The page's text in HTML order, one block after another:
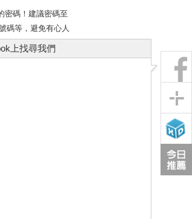
密碼！建議密碼至
碼等，避免有心人
以及真實姓名
上找尋我們